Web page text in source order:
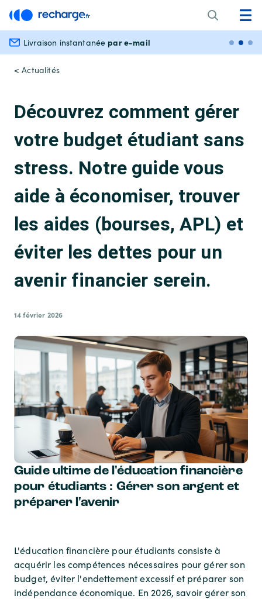
Livraison instantanée par e-mail
< Actualités
Découvrez comment gérer
votre budget étudiant sans
stress. Notre guide vous
aide à économiser, trouver
les aides (bourses, APL) et
éviter les dettes pour un
avenir financier serein.
14 février 2026
Guide ultime de l'éducation financière
pour étudiants : Gérer son argent et
préparer l'avenir
L'éducation financière pour étudiants consiste à
acquérir les compétences nécessaires pour gérer son
budget, éviter l'endettement excessif et préparer son
indépendance économique. En 2026, savoir gérer son